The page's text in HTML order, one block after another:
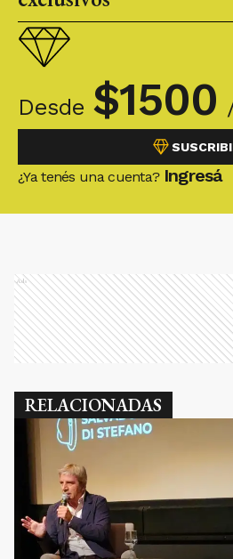
Desde $1500
¿Ya tenés una cuenta? Ingresá
Ads
RELACIONADAS